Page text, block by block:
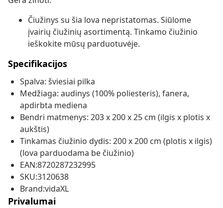
Čiužinys su šia lova nepristatomas. Siūlome
įvairių čiužinių asortimentą. Tinkamo čiužinio
ieškokite mūsų parduotuvėje.
Specifikacijos
Spalva: šviesiai pilka
Medžiaga: audinys (100% poliesteris), fanera,
apdirbta mediena
Bendri matmenys: 203 x 200 x 25 cm (ilgis x plotis x
aukštis)
Tinkamas čiužinio dydis: 200 x 200 cm (plotis x ilgis)
(lova parduodama be čiužinio)
EAN:8720287232995
SKU:3120638
Brand:vidaXL
Privalumai